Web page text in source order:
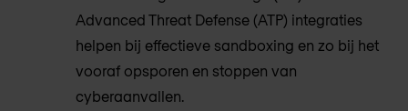
Advanced Threat Defense (ATP) integraties
helpen bij effectieve sandboxing en zo bij het
vooraf opsporen en stoppen van
cyberaanvallen.